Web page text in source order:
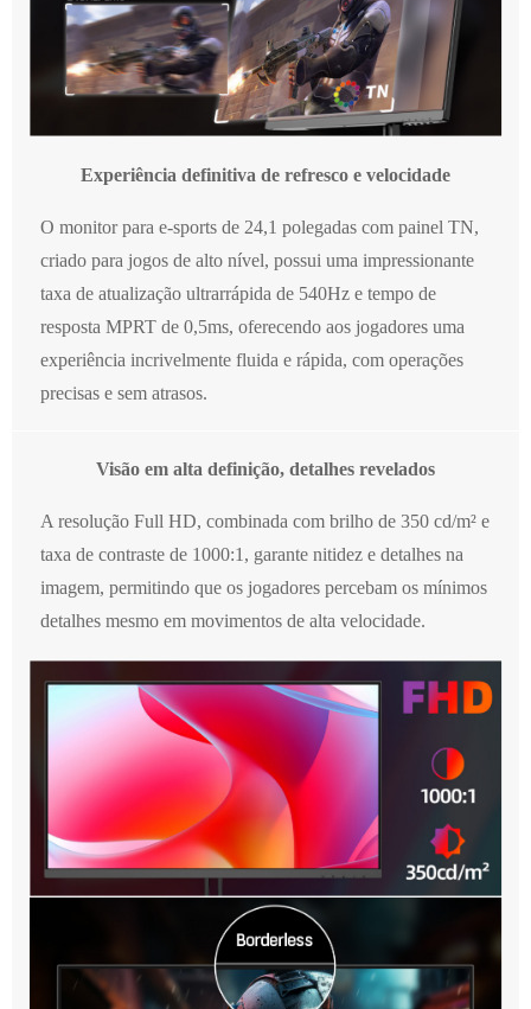
Experiência definitiva de refresco e velocidade
O monitor para e-sports de 24,1 polegadas com painel TN,
criado para jogos de alto nível, possui uma impressionante
taxa de atualização ultrarrápida de 540Hz e tempo de
resposta MPRT de 0,5ms, oferecendo aos jogadores uma
experiência incrivelmente fluida e rápida, com operações
precisas e sem atrasos.
Visão em alta definição, detalhes revelados
A resolução Full HD, combinada com brilho de 350 cd/m² e
taxa de contraste de 1000:1, garante nitidez e detalhes na
imagem, permitindo que os jogadores percebam os mínimos
detalhes mesmo em movimentos de alta velocidade.